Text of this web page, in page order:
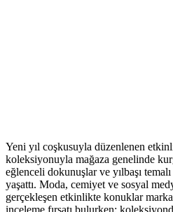
Yeni yıl coşkusuyla düzenlenen
koleksiyonuyla mağaza genelinde
eğlenceli dokunuşlar ve yılbaşı
yaşattı. Moda, cemiyet ve sosyal
gerçekleşen etkinlikte konuklar
inceleme fırsatı bulurken;